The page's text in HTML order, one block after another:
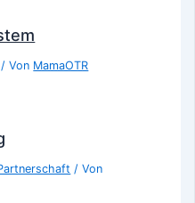
/ Von MamaOTR
/ Von